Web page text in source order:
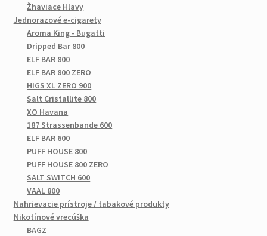
Žhaviace Hlavy
Jednorazové e-cigarety
Aroma King - Bugatti
Dripped Bar 800
ELF BAR 800
ELF BAR 800 ZERO
HIGS XL ZERO 900
Salt Cristallite 800
XO Havana
187 Strassenbande 600
ELF BAR 600
PUFF HOUSE 800
PUFF HOUSE 800 ZERO
SALT SWITCH 600
VAAL 800
Nahrievacie prístroje / tabakové produkty
Nikotínové vrecúška
BAGZ